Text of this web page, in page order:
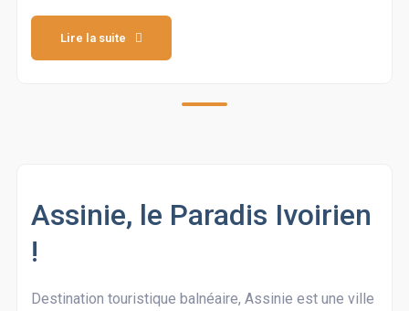
Lire la suite
Assinie, le Paradis Ivoirien
!
Destination touristique balnéaire, Assinie est une ville